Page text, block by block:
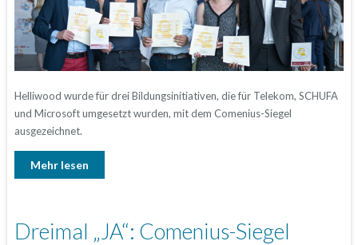
Helliwood wurde für drei Bildungsinitiativen, die für Telekom, SCHUFA
und Microsoft umgesetzt wurden, mit dem Comenius-Siegel
ausgezeichnet.
Mehr lesen
Dreimal „JA“: Comenius-Siegel